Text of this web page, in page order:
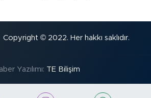
Copyright © 2022. Her hakkı saklıdır.
Yazılımı: TE Bilişim